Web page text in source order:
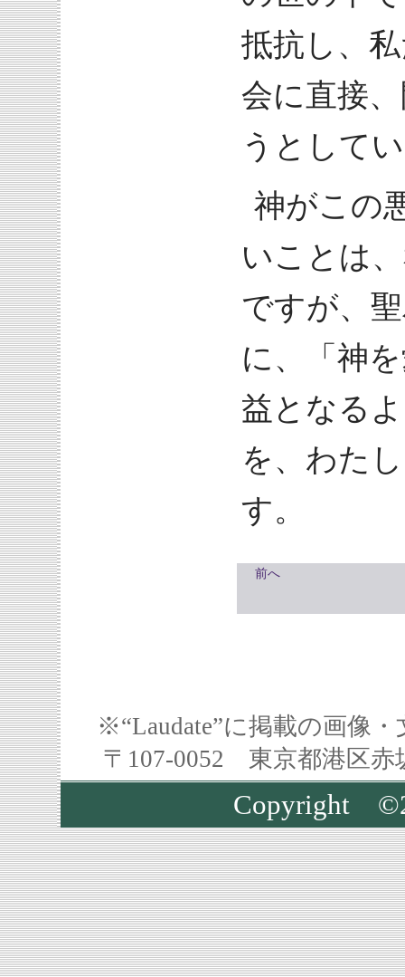
抵抗し、
会に直接
うとして
神がこの
いことは
ですが、
に、「神
益となる
を、わた
す。
前へ
※“Laudate”に掲載の画像
〒107-0052 東京都港区
Copyright